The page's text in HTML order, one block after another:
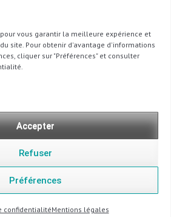
vous garantir la meilleure expérience et
site. Pour obtenir d'avantage d'informations
cliquer sur "Préférences" et consulter
Accepter
Refuser
Préférences
confidentialitéMentions légales
Tweet to @Sophie_ABDLR
Au Bout De La Route |Mentions légales